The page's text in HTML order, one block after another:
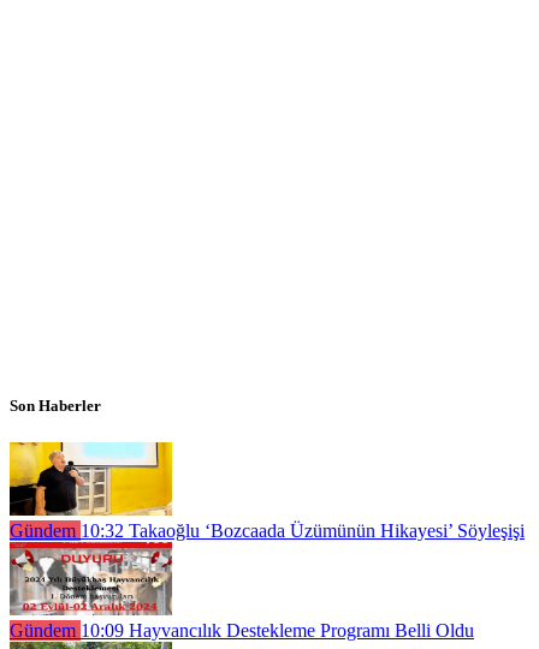
Son Haberler
Gündem 10:32 Takaoğlu ‘Bozcaada Üzümünün Hikayesi’ Söyleşişi
Gündem 10:09 Hayvancılık Destekleme Programı Belli Oldu